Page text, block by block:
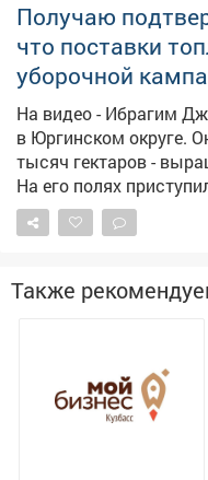
главного управления
результате
активизировались,
дисциплинарной
взыскали 315 тысяч
Прокуратура
контролируется
Получаю
что поставки
уборочной
На видео - Ибрагим
в Юргинском округе.
тысяч гектаров -
На его полях приступили
обращался к
выделить региону
поддержали, первые
прибыли в регион и
Также